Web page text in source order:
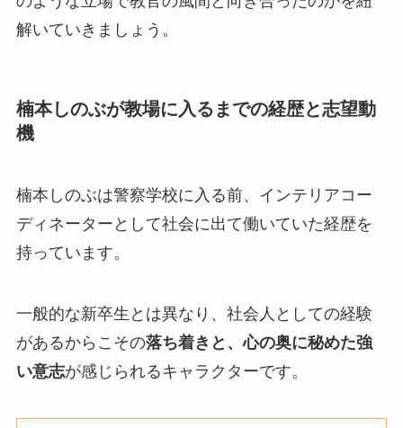
解いていきましょう。
楠本しのぶが教場に入るまでの経歴と志望動
機
楠本しのぶは警察学校に入る前、インテリアコー
ディネーターとして社会に出て働いていた経歴を
持っています。
一般的な新卒生とは異なり、社会人としての経験
があるからこその落ち着きと、心の奥に秘めた強
い意志が感じられるキャラクターです。